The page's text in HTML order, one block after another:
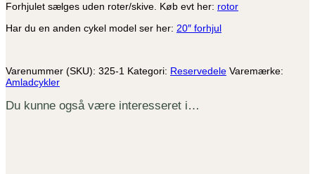
Forhjulet sælges uden roter/skive. Køb evt her: rotor
Har du en anden cykel model ser her: 20″ forhjul
Varenummer (SKU): 325-1 Kategori: Reservedele Varemærke:
Amladcykler
Du kunne også være interesseret i…